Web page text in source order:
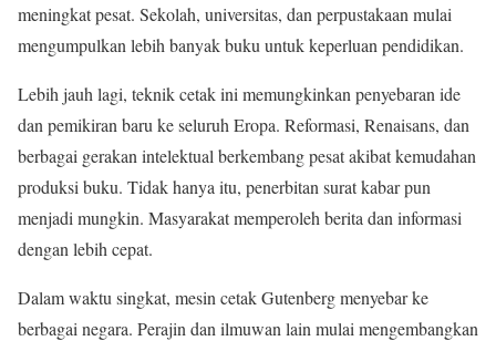
meningkat pesat. Sekolah, universitas, dan perpustakaan mulai
mengumpulkan lebih banyak buku untuk keperluan pendidikan.
Lebih jauh lagi, teknik cetak ini memungkinkan penyebaran ide
dan pemikiran baru ke seluruh Eropa. Reformasi, Renaisans, dan
berbagai gerakan intelektual berkembang pesat akibat kemudahan
produksi buku. Tidak hanya itu, penerbitan surat kabar pun
menjadi mungkin. Masyarakat memperoleh berita dan informasi
dengan lebih cepat.
Dalam waktu singkat, mesin cetak Gutenberg menyebar ke
berbagai negara. Perajin dan ilmuwan lain mulai mengembangkan